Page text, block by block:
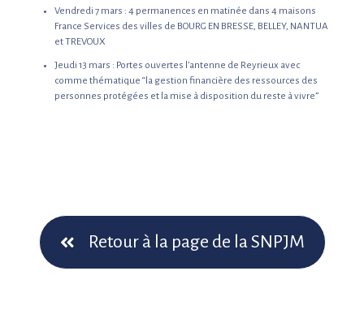
Vendredi 7 mars : 4 permanences en matinée dans 4 maisons
France Services des villes de BOURG EN BRESSE, BELLEY, NANTUA
et TREVOUX
Jeudi 13 mars : Portes ouvertes l’antenne de Reyrieux avec
comme thématique “la gestion financière des ressources des
personnes protégées et la mise à disposition du reste à vivre”
Retour à la page de la SNPJM